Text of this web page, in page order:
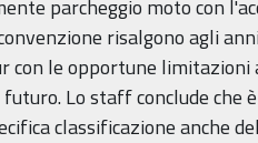
parcheggio moto con
risalgono agli
con le opportune limitazioni
Lo staff conclude che
classificazione anche